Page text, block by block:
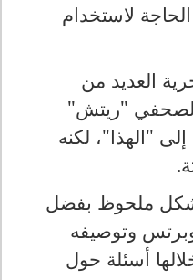
لاستخدام
العديد من
"ريتش"
"الهذا"، لكنه
.
بشكل ملحوظ بفضل
وتوصيفه
أسئلة حول